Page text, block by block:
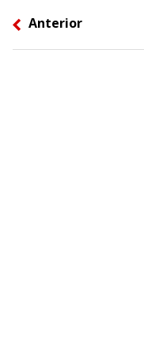
left Anterior